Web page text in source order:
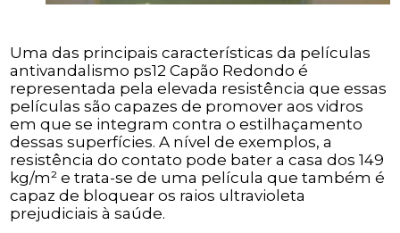
Uma das principais características da películas
antivandalismo ps12 Capão Redondo é
representada pela elevada resistência que essas
películas são capazes de promover aos vidros
em que se integram contra o estilhaçamento
dessas superfícies. A nível de exemplos, a
resistência do contato pode bater a casa dos 149
kg/m² e trata-se de uma película que também é
capaz de bloquear os raios ultravioleta
prejudiciais à saúde.